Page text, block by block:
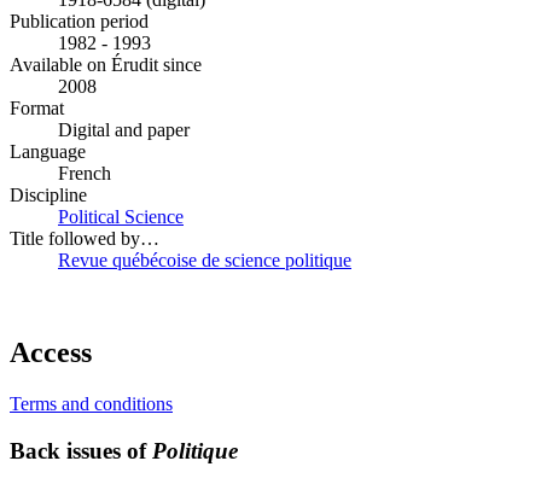
Publication period
1982 - 1993
Available on Érudit since
2008
Format
Digital and paper
Language
French
Discipline
Political Science
Title followed by…
Revue québécoise de science politique
Access
Terms and conditions
Back issues of Politique